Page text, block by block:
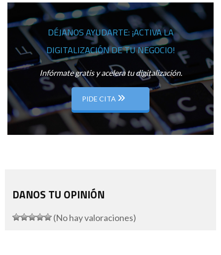
DÉJANOS AYUDARTE: ¡ACTIVA LA
DIGITALIZACIÓN DE TU NEGOCIO!
Infórmate gratis y acelera tu digitalización.
PIDE CITA
DANOS TU OPINIÓN
(No hay valoraciones)